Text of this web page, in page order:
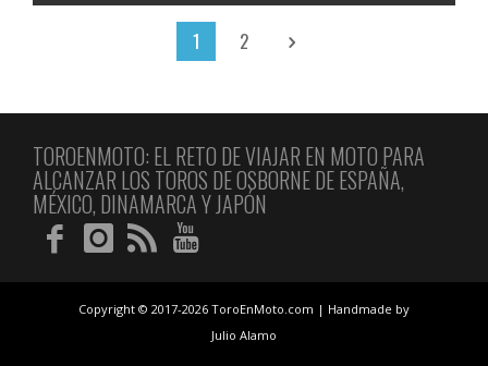
1 2
TOROENMOTO: EL RETO DE VIAJAR EN MOTO PARA
ALCANZAR LOS TOROS DE OSBORNE DE ESPAÑA,
MÉXICO, DINAMARCA Y JAPÓN
Copyright © 2017-2026 ToroEnMoto.com | Handmade by
Julio Alamo